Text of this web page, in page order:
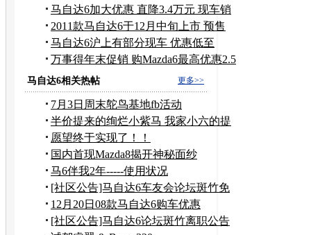
万起
马自达6加大优惠 直降3.4万元 现车销
售
2011款马自达6于12月中旬上市 预售
启动
马自达6沪上有部分现车 优惠低至
14.98万
万事得年末促销 购Mazda6最高优惠2.5
万
更多>>
马自达6相关热帖
7月3日周末鸵鸟基地fb活动
半价提来的绚烂小紫马 我家小六的提
车作业！！！！
愿望终于实现了！！
国内首现Mazda8揭开神秘面纱
马6伴我2年-----使用状况
[社区公告]马自达6车友会论坛斑竹免
职公告
12月20日08款马自达6购车优惠
[社区公告]马自达6论坛斑竹离职公告